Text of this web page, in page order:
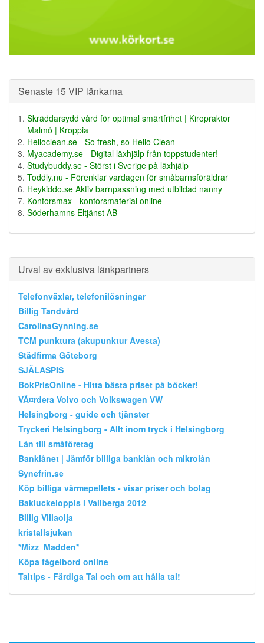
Senaste 15 VIP länkarna
Skräddarsydd vård för optimal smärtfrihet | Kiropraktor
Malmö | Kroppia
Helloclean.se - So fresh, so Hello Clean
Myacademy.se - Digital läxhjälp från toppstudenter!
Studybuddy.se - Störst i Sverige på läxhjälp
Toddly.nu - Förenklar vardagen för småbarnsföräldrar
Heykiddo.se Aktiv barnpassning med utbildad nanny
Kontorsmax - kontorsmaterial online
Söderhamns Eltjänst AB
Urval av exklusiva länkpartners
Telefonväxlar, telefonilösningar
Billig Tandvård
CarolinaGynning.se
TCM punktura (akupunktur Avesta)
Städfirma Göteborg
SJÄLASPIS
BokPrisOnline - Hitta bästa priset på böcker!
VÃ¤rdera Volvo och Volkswagen VW
Helsingborg - guide och tjänster
Tryckeri Helsingborg - Allt inom tryck i Helsingborg
Lån till småföretag
Banklånet | Jämför billiga banklån och mikrolån
Synefrin.se
Köp billiga värmepellets - visar priser och bolag
Bakluckeloppis i Vallberga 2012
Billig Villaolja
kristallsjukan
*Mizz_Madden*
Köpa fågelbord online
Taltips - Färdiga Tal och om att hålla tal!